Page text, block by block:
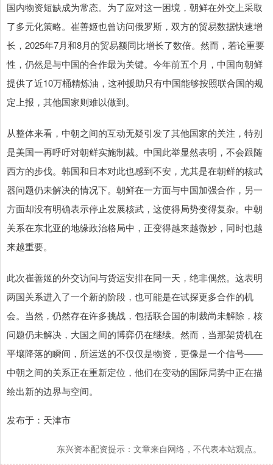
国内物资短缺成为常态。为了应对这一困境，朝鲜在外交上采取
了多元化策略。崔善姬也曾访问俄罗斯，双方的贸易数据快速增
长，2025年7月和8月的贸易额同比增长了数倍。然而，若论重要
性，仍然是与中国的合作最为关键。今年前五个月，中国向朝鲜
提供了近10万桶精炼油，这种援助只有中国能够按照联合国的规
定上报，其他国家则难以做到。
从整体来看，中朝之间的互动无疑引发了其他国家的关注，特别
是美国一再呼吁对朝鲜实施制裁。中国此举显然表明，不会跟随
西方的步伐。韩国和日本对此也感到不安，尤其是在朝鲜的核武
器问题仍未解决的情况下。朝鲜在一方面与中国加强合作，另一
方面却没有明确表示停止发展核武，这使得局势变得复杂。中朝
关系在东北亚的地缘政治格局中，正变得越来越微妙，同时也越
来越重要。
此次崔善姬的外交访问与货运安排在同一天，绝非偶然。这表明
两国关系进入了一个新的阶段，也可能是在试探更多合作的机
会。当然，仍然存在许多挑战，包括联合国的制裁尚未解除，核
问题仍未解决，大国之间的博弈仍在继续。然而，当那架货机在
平壤降落的瞬间，所运送的不仅仅是物资，更像是一个信号——
中朝之间的关系正在重新定位，他们在变动的国际局势中正在描
绘出新的边界与空间。
发布于：天津市
东兴资本配资提示：文章来自网络，不代表本站观点。